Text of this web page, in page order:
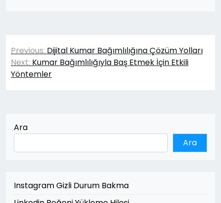
Yazı
gezinmesi
Previous: Dijital Kumar Bağımlılığına Çözüm Yolları
Next: Kumar Bağımlılığıyla Baş Etmek İçin Etkili
Yöntemler
Ara
Ara
Instagram Gizli Durum Bakma